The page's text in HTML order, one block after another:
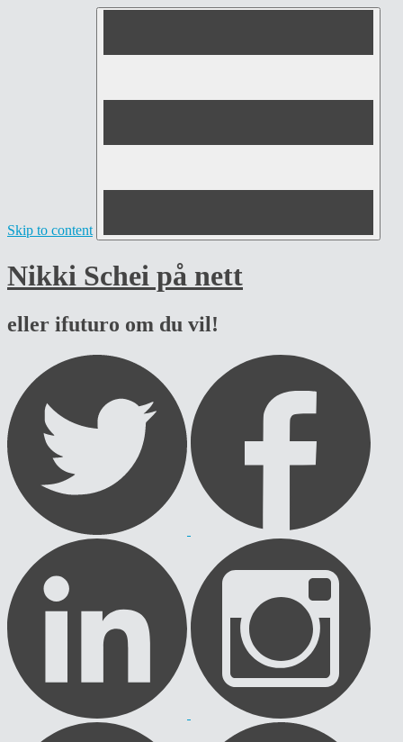
Skip to content
Nikki Schei på nett
eller ifuturo om du vil!